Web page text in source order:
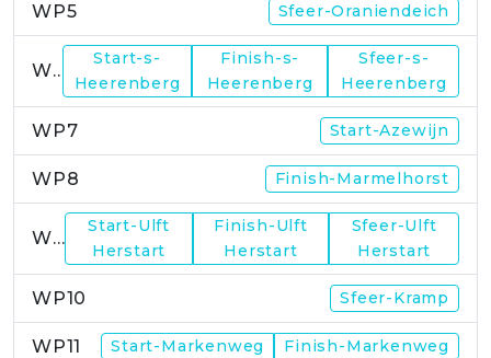
WP5 Sfeer-Oraniendeich
WP6
Start-s-
Heerenberg
Finish-s-
Heerenberg
Sfeer-s-
Heerenberg
WP7 Start-Azewijn
WP8 Finish-Marmelhorst
WP9
Start-Ulft
Herstart
Finish-Ulft
Herstart
Sfeer-Ulft
Herstart
WP10 Sfeer-Kramp
WP11 Start-Markenweg Finish-Markenweg